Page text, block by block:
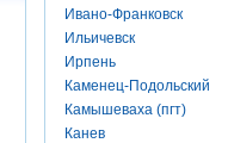
Ивано-Франковск
Ильичевск
Ирпень
Каменец-Подольский
Камышеваха (пгт)
Канев